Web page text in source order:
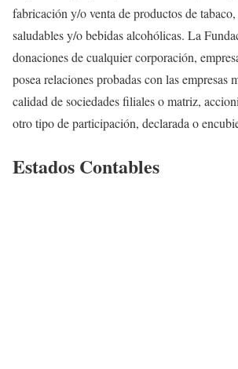
fabricación y/o venta de productos de
saludables y/o bebidas alcohólicas. La
donaciones de cualquier corporación,
posea relaciones probadas con las empresas
calidad de sociedades filiales o matriz,
otro tipo de participación, declarada o
Estados Contables